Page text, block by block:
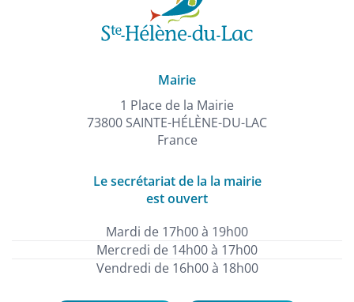
Mairie
1 Place de la Mairie
73800 SAINTE-HÉLÈNE-DU-LAC
France
Le secrétariat de la la mairie
est ouvert
Mardi de 17h00 à 19h00
Mercredi de 14h00 à 17h00
Vendredi de 16h00 à 18h00